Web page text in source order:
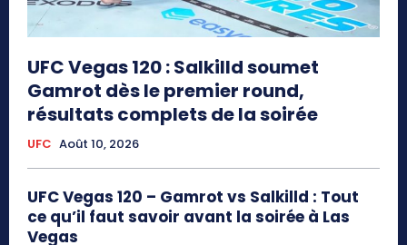
UFC Vegas 120 : Salkilld soumet
Gamrot dès le premier round,
résultats complets de la soirée
UFC Août 10, 2026
UFC Vegas 120 – Gamrot vs Salkilld : Tout
ce qu’il faut savoir avant la soirée à Las
Vegas